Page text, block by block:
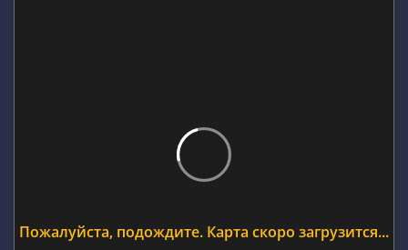
Пожалуйста, подождите. Карта скоро загрузится...